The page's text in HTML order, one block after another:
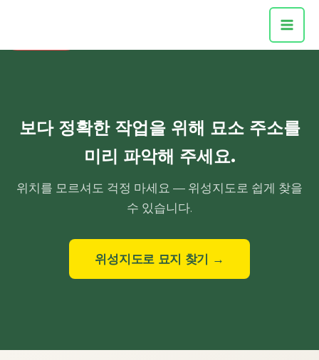
보다 정확한 작업을 위해 묘소 주소를
미리 파악해 주세요.
위치를 모르셔도 걱정 마세요 — 위성지도로 쉽게 찾을
수 있습니다.
위성지도로 묘지 찾기 →